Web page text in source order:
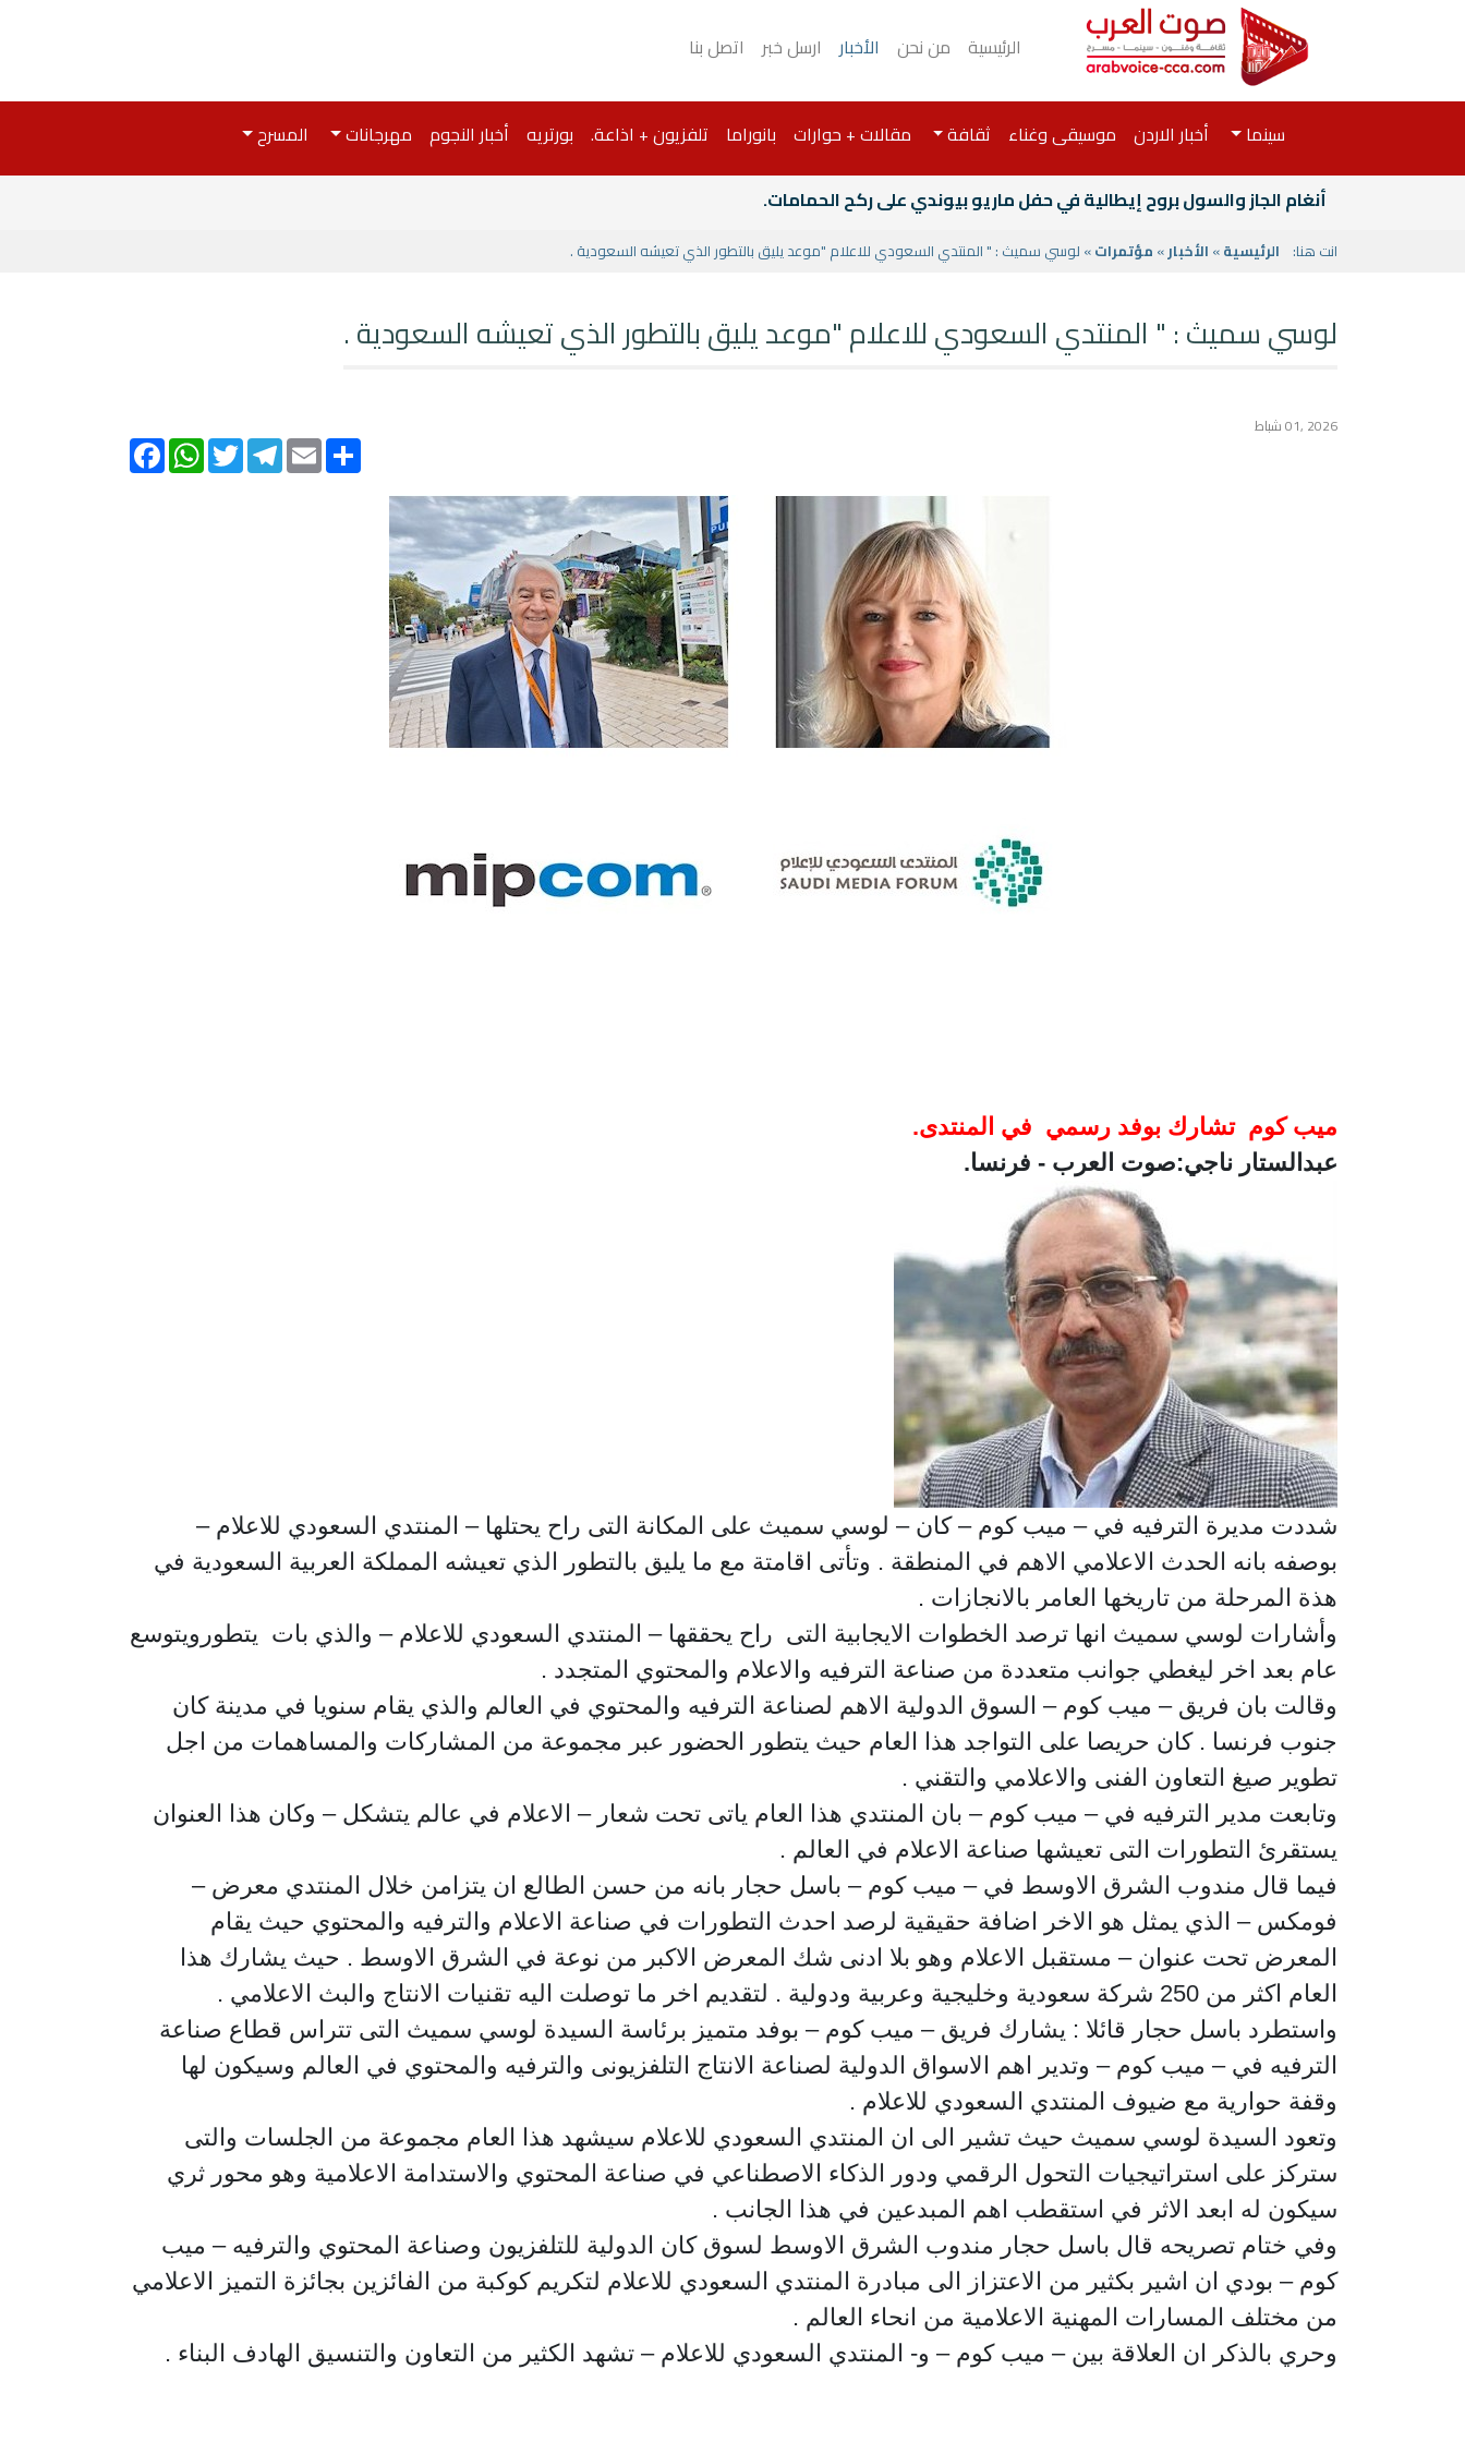
الرئيسية من نحن الأخبار ارسل خبر اتصل بنا
سينما أخبار الاردن موسيقى وغناء ثقافة مقالات + حوارات بانوراما تلفزيون + اذاعة. بورتريه أخبار النجوم مهرجانات
المسرح
أنغام الجاز والسول بروح إيطالية في حفل ماريو بيوندي على ركح الحمامات.
انت هنا: الرئيسية» الأخبار» مؤتمرات» لوسي سميث : " المنتدي السعودي للاعلام "موعد يليق بالتطور الذي تعيشه السعودية .
لوسي سميث : " المنتدي السعودي للاعلام "موعد يليق بالتطور الذي تعيشه السعودية .
2026 ,01 شباط
Facebook
WhatsAppTwitterTelegramEmailShare
ميب كوم تشارك بوفد رسمي في المنتدى.
عبدالستار ناجي:صوت العرب - فرنسا.
شددت مديرة الترفيه في – ميب كوم – كان – لوسي سميث على المكانة التى راح يحتلها – المنتدي السعودي للاعلام –
بوصفه بانه الحدث الاعلامي الاهم في المنطقة . وتأتى اقامتة مع ما يليق بالتطور الذي تعيشه المملكة العربية السعودية في
هذة المرحلة من تاريخها العامر بالانجازات .
وأشارات لوسي سميث انها ترصد الخطوات الايجابية التى راح يحققها – المنتدي السعودي للاعلام – والذي بات يتطورويتوسع
عام بعد اخر ليغطي جوانب متعددة من صناعة الترفيه والاعلام والمحتوي المتجدد .
وقالت بان فريق – ميب كوم – السوق الدولية الاهم لصناعة الترفيه والمحتوي في العالم والذي يقام سنويا في مدينة كان
جنوب فرنسا . كان حريصا على التواجد هذا العام حيث يتطور الحضور عبر مجموعة من المشاركات والمساهمات من اجل
تطوير صيغ التعاون الفنى والاعلامي والتقني .
وتابعت مدير الترفيه في – ميب كوم – بان المنتدي هذا العام ياتى تحت شعار – الاعلام في عالم يتشكل – وكان هذا العنوان
يستقرئ التطورات التى تعيشها صناعة الاعلام في العالم .
فيما قال مندوب الشرق الاوسط في – ميب كوم – باسل حجار بانه من حسن الطالع ان يتزامن خلال المنتدي معرض –
فومكس – الذي يمثل هو الاخر اضافة حقيقية لرصد احدث التطورات في صناعة الاعلام والترفيه والمحتوي حيث يقام
المعرض تحت عنوان – مستقبل الاعلام وهو بلا ادنى شك المعرض الاكبر من نوعة في الشرق الاوسط . حيث يشارك هذا
العام اكثر من 250 شركة سعودية وخليجية وعربية ودولية . لتقديم اخر ما توصلت اليه تقنيات الانتاج والبث الاعلامي .
واستطرد باسل حجار قائلا : يشارك فريق – ميب كوم – بوفد متميز برئاسة السيدة لوسي سميث التى تتراس قطاع صناعة
الترفيه في – ميب كوم – وتدير اهم الاسواق الدولية لصناعة الانتاج التلفزيونى والترفيه والمحتوي في العالم وسيكون لها
وقفة حوارية مع ضيوف المنتدي السعودي للاعلام .
وتعود السيدة لوسي سميث حيث تشير الى ان المنتدي السعودي للاعلام سيشهد هذا العام مجموعة من الجلسات والتى
ستركز على استراتيجيات التحول الرقمي ودور الذكاء الاصطناعي في صناعة المحتوي والاستدامة الاعلامية وهو محور ثري
سيكون له ابعد الاثر في استقطب اهم المبدعين في هذا الجانب .
وفي ختام تصريحه قال باسل حجار مندوب الشرق الاوسط لسوق كان الدولية للتلفزيون وصناعة المحتوي والترفيه – ميب
كوم – بودي ان اشير بكثير من الاعتزاز الى مبادرة المنتدي السعودي للاعلام لتكريم كوكبة من الفائزين بجائزة التميز الاعلامي
من مختلف المسارات المهنية الاعلامية من انحاء العالم .
وحري بالذكر ان العلاقة بين – ميب كوم – و- المنتدي السعودي للاعلام – تشهد الكثير من التعاون والتنسيق الهادف البناء .